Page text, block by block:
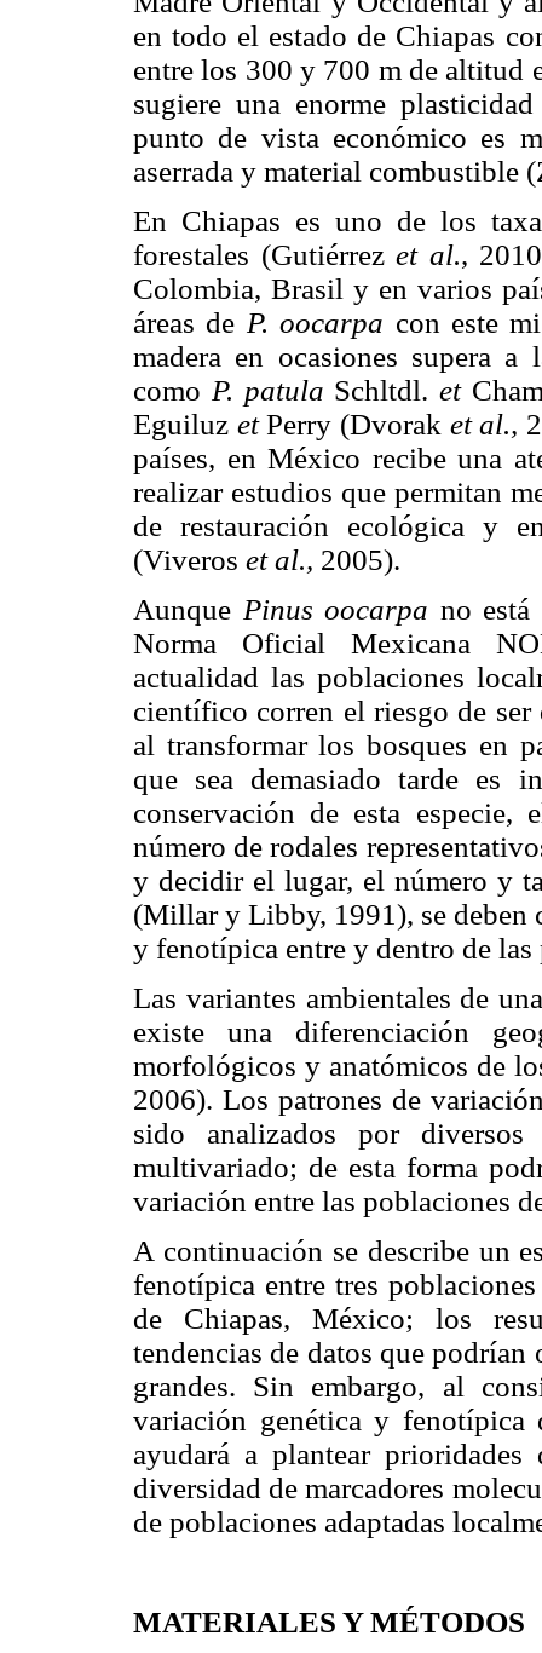
en todo el estado de Chiapas
entre los 300 y 700 m de altitud
sugiere una enorme
punto de vista económico es
aserrada y material combustible
En Chiapas es uno de los
forestales (Gutiérrez et al.,
Colombia, Brasil y en varios
áreas de P. oocarpa con este
madera en ocasiones supera
como P. patula Schltdl.et
Eguiluz etPerry (Dvorak et al.,
países, en México recibe una
realizar estudios que permitan
de restauración ecológica y
(Viveros et al., 2005).
Aunque Pinus oocarpa no
Norma Oficial Mexicana
actualidad las poblaciones
científico corren el riesgo de
al transformar los bosques en
que sea demasiado tarde es
conservación de esta
número de rodales
y decidir el lugar, el número y
(Millar y Libby, 1991), se deben
y fenotípica entre y dentro de las
Las variantes ambientales de
existe una diferenciación
morfológicos y anatómicos de
2006). Los patrones de
sido analizados por diversos
multivariado; de esta forma
variación entre las poblaciones
A continuación se describe un
fenotípica entre tres
de Chiapas, México; los
tendencias de datos que podrían
grandes. Sin embargo, al
variación genética y
ayudará a plantear
diversidad de marcadores
de poblaciones adaptadas
MATERIALES Y MÉTODOS